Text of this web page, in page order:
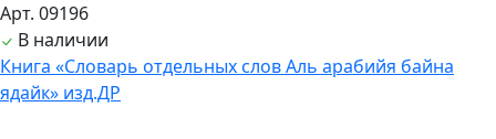
Арт. 09196
В наличии
Книга «Словарь отдельных слов Аль арабийя байна
ядайк» изд.ДР